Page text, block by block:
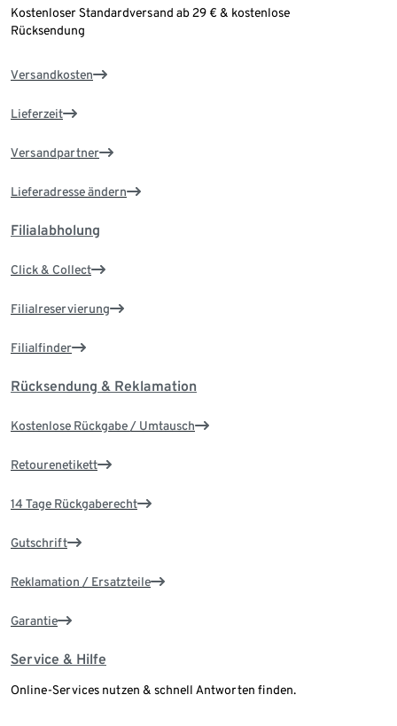
Kostenloser Standardversand ab 29 € & kostenlose
Rücksendung
Versandkosten
Lieferzeit
Versandpartner
Lieferadresse ändern
Filialabholung
Click & Collect
Filialreservierung
Filialfinder
Rücksendung & Reklamation
Kostenlose Rückgabe / Umtausch
Retourenetikett
14 Tage Rückgaberecht
Gutschrift
Reklamation / Ersatzteile
Garantie
Service & Hilfe
Online-Services nutzen & schnell Antworten finden.